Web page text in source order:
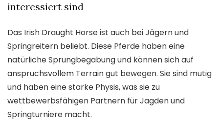
interessiert sind
Das Irish Draught Horse ist auch bei Jägern und
Springreitern beliebt. Diese Pferde haben eine
natürliche Sprungbegabung und können sich auf
anspruchsvollem Terrain gut bewegen. Sie sind mutig
und haben eine starke Physis, was sie zu
wettbewerbsfähigen Partnern für Jagden und
Springturniere macht.